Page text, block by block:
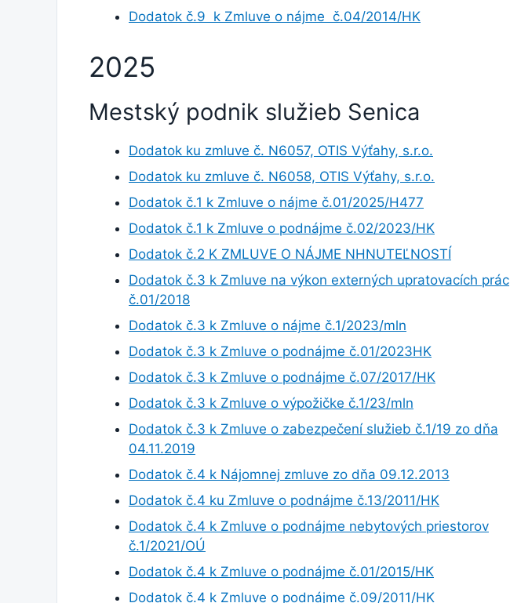
Dodatok č.9 k Zmluve o nájme č.04/2014/HK
2025
Mestský podnik služieb Senica
Dodatok ku zmluve č. N6057, OTIS Výťahy, s.r.o.
Dodatok ku zmluve č. N6058, OTIS Výťahy, s.r.o.
Dodatok č.1 k Zmluve o nájme č.01/2025/H477
Dodatok č.1 k Zmluve o podnájme č.02/2023/HK
Dodatok č.2 K ZMLUVE O NÁJME NHNUTEĽNOSTÍ
Dodatok č.3 k Zmluve na výkon externých upratovacích prác
č.01/2018
Dodatok č.3 k Zmluve o nájme č.1/2023/mln
Dodatok č.3 k Zmluve o podnájme č.01/2023HK
Dodatok č.3 k Zmluve o podnájme č.07/2017/HK
Dodatok č.3 k Zmluve o výpožičke č.1/23/mln
Dodatok č.3 k Zmluve o zabezpečení služieb č.1/19 zo dňa
04.11.2019
Dodatok č.4 k Nájomnej zmluve zo dňa 09.12.2013
Dodatok č.4 ku Zmluve o podnájme č.13/2011/HK
Dodatok č.4 k Zmluve o podnájme nebytových priestorov
č.1/2021/OÚ
Dodatok č.4 k Zmluve o podnájme č.01/2015/HK
Dodatok č.4 k Zmluve o podnájme č.09/2011/HK